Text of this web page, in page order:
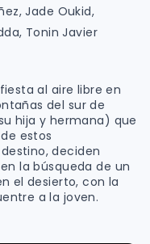
Jade Oukid,
Tonin Javier
al aire libre en
del sur de
hija y hermana) que
estos
deciden
la búsqueda de un
el desierto, con la
a la joven.